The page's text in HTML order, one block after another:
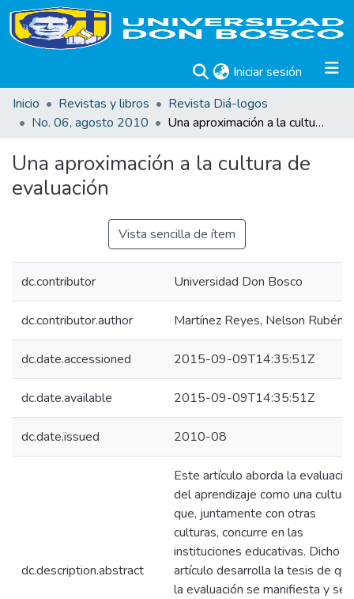
Iniciar sesión (current)
Inicio
Revistas y libros
Revista Diá-logos
No. 06, agosto 2010
Una aproximación a la cultura de evaluación
Una aproximación a la cultura de
evaluación
Vista sencilla de ítem
dc.contributor Universidad Don Bosco
dc.contributor.author Martínez Reyes, Nelson Rubén
dc.date.accessioned 2015-09-09T14:35:51Z
dc.date.available 2015-09-09T14:35:51Z
dc.date.issued 2010-08
dc.description.abstract
Este artículo aborda la
del aprendizaje como una cultura
que, juntamente con otras
culturas, concurre en las
instituciones educativas. Dicho
artículo desarrolla la tesis de que
la evaluación se manifiesta y se